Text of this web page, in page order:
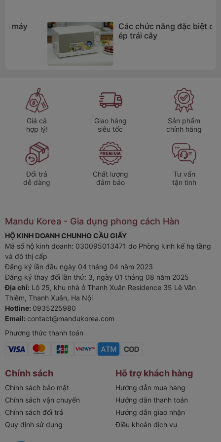
Các chức năng đặc biệt của máy
ép trái cây
Giá cả
hợp lý!
Giao hàng
siêu tốc
Sản phẩm
chính hãng
Đổi trả
dễ dàng
Chất lượng
đảm bảo
Tư vấn
tận tình
Mandu Korea - Gia dụng phong cách Hàn
HỘ KINH DOANH CHUNHO CẦU GIẤY
Mã số hộ kinh doanh: 030095013471 do Phòng kinh kế hạ tầng
và đô thị cấp
Đăng ký lần đầu ngày 04 tháng 04 năm 2023
Đăng ký thay đổi lần thứ: 3, ngày 01 tháng 08 năm 2025
Địa chỉ: Lô 25, khu nhà ở Thanh Xuân Residence 35 Lê Văn
Thiêm, Thanh Xuân, Ha Nội
Hotline: 0935225980
Email: contact@mandukorea.com
Phương thức thanh toán
Chính sách
Chính sách bảo mật
Chính sách vận chuyển
Chính sách đổi trả
Quy định sử dụng
Hỗ trợ khách hàng
Hướng dẫn mua hàng
Hướng dẫn thanh toán
Hướng dẫn giao nhận
Điều khoản dịch vụ